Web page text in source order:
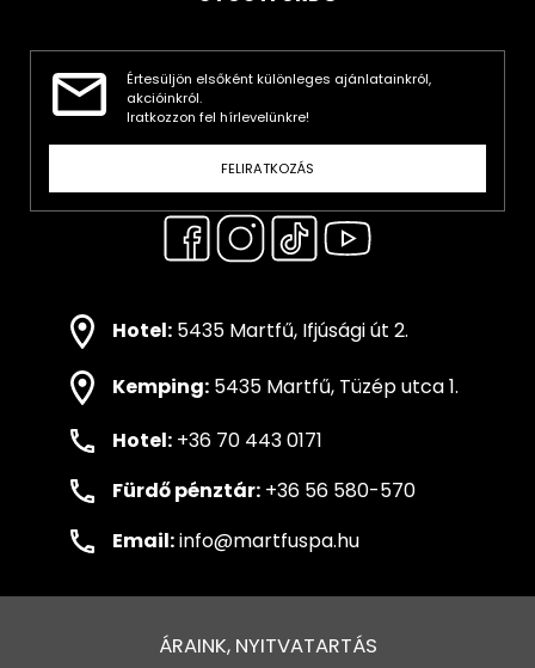
Értesüljön elsőként különleges ajánlatainkról,
akcióinkról.
Iratkozzon fel hírlevelünkre!
FELIRATKOZÁS
Hotel: 5435 Martfű, Ifjúsági út 2.
Kemping: 5435 Martfű, Tüzép utca 1.
Hotel: +36 70 443 0171
Fürdő pénztár: +36 56 580-570
Email:info@martfuspa.hu
ÁRAINK, NYITVATARTÁS